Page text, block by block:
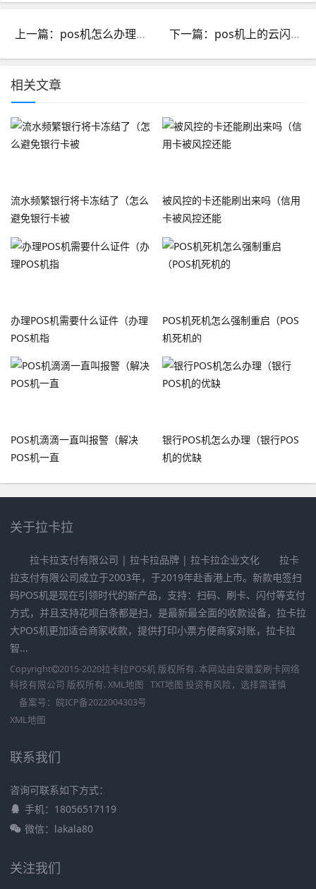
上一篇：pos机怎么办理才正规_咋样办理pos机 下一篇：pos机上的云闪付怎么用_pos机上云闪付如何用
相关文章
流水频繁银行将卡冻结了（怎么
避免银行卡被
被风控的卡还能刷出来吗（信用
卡被风控还能
办理POS机需要什么证件（办理
POS机指
POS机死机怎么强制重启（POS
机死机的
POS机滴滴一直叫报警（解决
POS机一直
银行POS机怎么办理（银行POS
机的优缺
关于拉卡拉
拉卡拉支付有限公司 | 拉卡拉品牌 | 拉卡拉企业文化 拉卡
拉支付有限公司成立于2003年，于2019年赴香港上市。新款电签扫
码POS机是现在引领时代的新产品，支持：扫码、刷卡、闪付等支付
方式，并且支持花呗白条都是扫，是最新最全面的收款设备，拉卡拉
大POS机更加适合商家收款，提供打印小票方便商家对账，拉卡拉
智...
Copyright 2015-2020拉卡拉POS机 版权所有. 本网站由安徽爱刷卡网络
科技有限公司 版权所有. XML地图 TXT地图 投资有风险，选择需谨慎
备案号： 皖ICP备2022004303号
XML地图
联系我们
咨询可联系如下方式：
手机：18056517119
微信：lakala80
关注我们